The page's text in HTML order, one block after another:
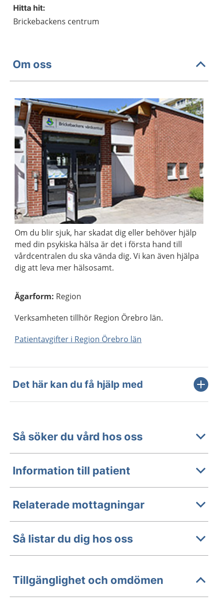
Hitta hit:
Brickebackens centrum
Om oss
Om du blir sjuk, har skadat dig eller behöver hjälp
med din psykiska hälsa är det i första hand till
vårdcentralen du ska vända dig. Vi kan även hjälpa
dig att leva mer hälsosamt.
Ägarform: Region
Verksamheten tillhör Region Örebro län.
Patientavgifter i Region Örebro län
Det här kan du få hjälp med
Så söker du vård hos oss
Information till patient
Relaterade mottagningar
Så listar du dig hos oss
Tillgänglighet och omdömen